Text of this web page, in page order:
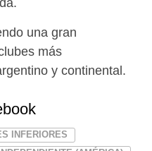
una gran
más
y continental.
INFERIORES